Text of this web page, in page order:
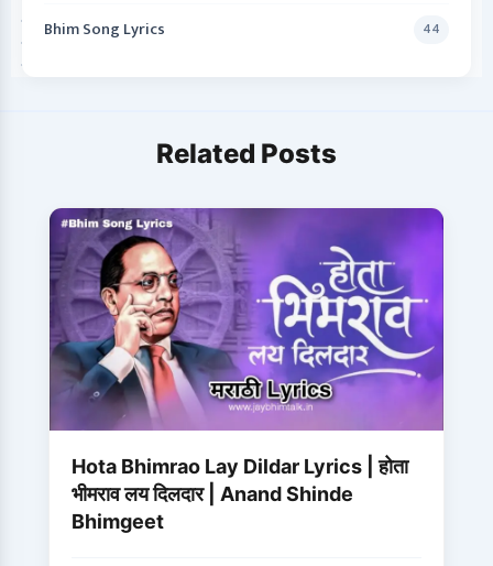
Bhim Song Lyrics 44
Related Posts
Hota Bhimrao Lay Dildar Lyrics | होता
भीमराव लय दिलदार | Anand Shinde
Bhimgeet